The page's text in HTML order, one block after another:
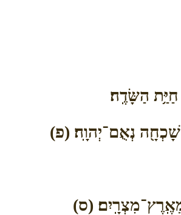
הַשָּׂדֶֽה׃
נְאֻם־יְהוָֽה׃ (פ)
(ס)